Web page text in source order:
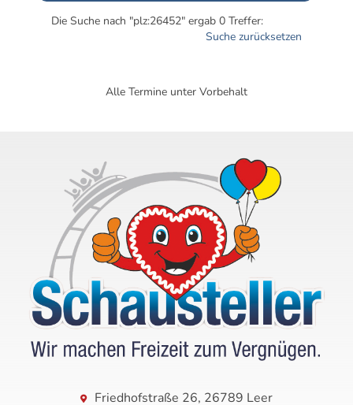
Die Suche nach "plz:26452" ergab 0 Treffer:
Suche zurücksetzen
Alle Termine unter Vorbehalt
Friedhofstraße 26, 26789 Leer